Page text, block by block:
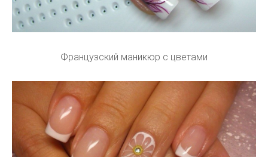
Французский маникюр с цветами